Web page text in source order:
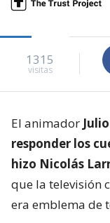
1315
visitas
El animador
responder los
hizo Nicolás
que la televisión
era emblema de